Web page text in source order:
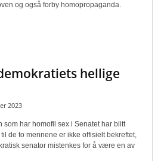
og også forby homopropaganda.
hellige
2023
som har homofil sex i Senatet har blitt
de to mennene er ikke offisielt bekreftet,
senator mistenkes for å være en av